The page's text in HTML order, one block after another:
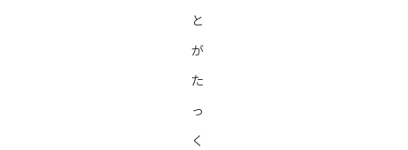
と
が
た
っ
く